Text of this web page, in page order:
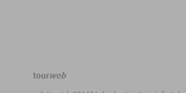
TourWeb
©